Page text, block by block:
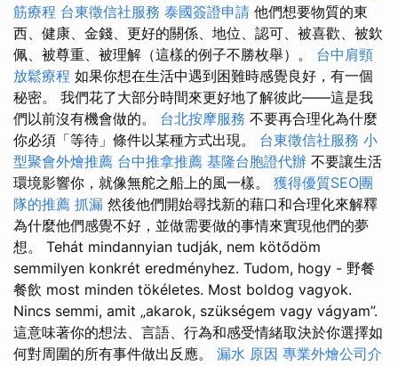
筋療程 台東徵信社服務 泰國簽證申請 他們想要物質的東
西、健康、金錢、更好的關係、地位、認可、被喜歡、被欽
佩、被尊重、被理解（這樣的例子不勝枚舉）。 台中肩頸
放鬆療程 如果你想在生活中遇到困難時感覺良好，有一個
秘密。 我們花了大部分時間來更好地了解彼此——這是我
們以前沒有機會做的。 台北按摩服務 不要再合理化為什麼
你必須「等待」條件以某種方式出現。 台東徵信社服務 小
型聚會外燴推薦 台中推拿推薦 基隆台胞證代辦 不要讓生活
環境影響你，就像無舵之船上的風一樣。 獲得優質SEO團
隊的推薦 抓漏 然後他們開始尋找新的藉口和合理化來解釋
為什麼他們感覺不好，並做需要做的事情來實現他們的夢
想。 Tehát mindannyian tudják, nem kötődöm
semmilyen konkrét eredményhez. Tudom, hogy - 野餐
餐飲 most minden tökéletes. Most boldog vagyok.
Nincs semmi, amit „akarok, szükségem vagy vágyam”.
這意味著你的想法、言語、行為和感受情緒取決於你選擇如
何對周圍的所有事件做出反應。 漏水 原因 專業外燴公司介